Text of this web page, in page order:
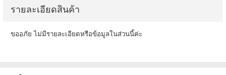
รายละเอียดสินค้า
ขออภัย ไม่มีรายละเอียดหรือข้อมูลในส่วนนี้ค่ะ